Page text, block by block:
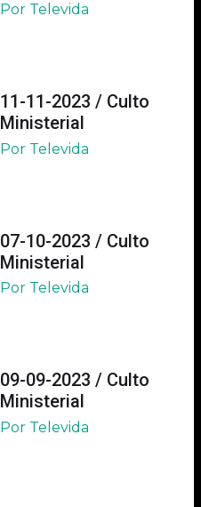
Por Televida
11-11-2023 / Culto
Ministerial
Por Televida
07-10-2023 / Culto
Ministerial
Por Televida
09-09-2023 / Culto
Ministerial
Por Televida